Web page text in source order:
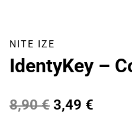
NITE IZE
IdentyKey –
8,90€ Algne
3,49 €